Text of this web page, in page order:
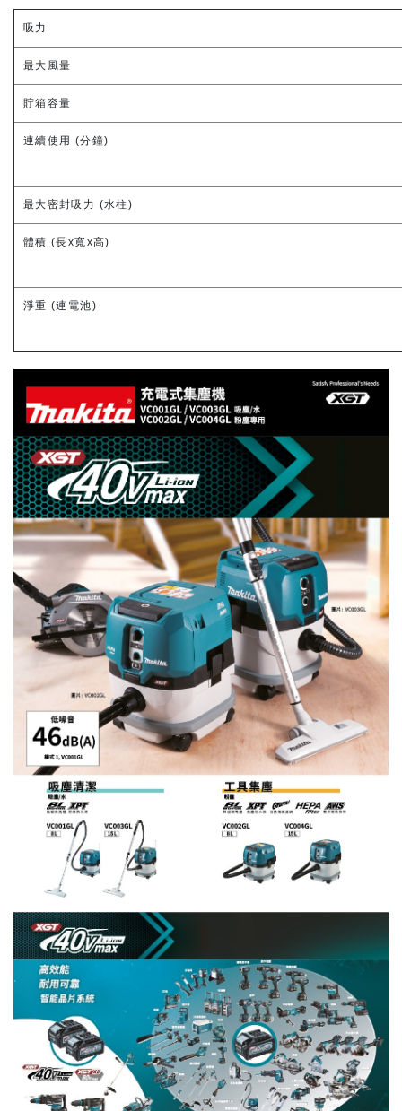
吸力
最大風量
貯箱容量
連續使用 (分鐘)
最大密封吸力 (水柱)
體積 (長x寬x高)
淨重 (連電池)